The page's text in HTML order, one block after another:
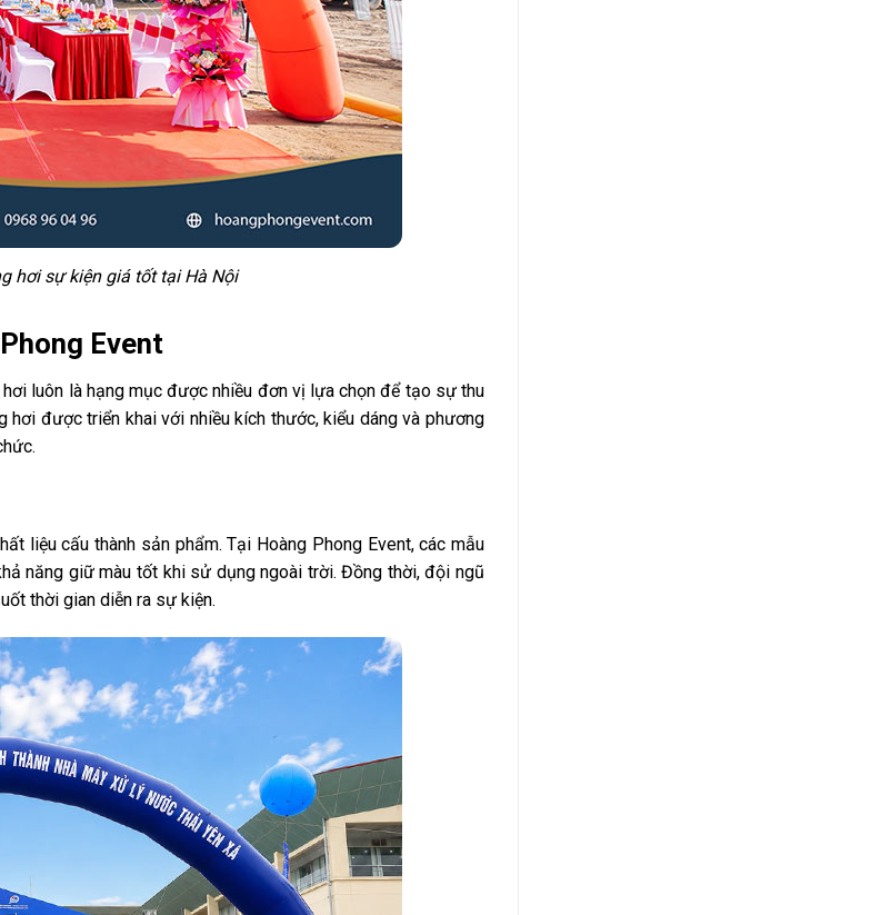
hơi sự kiện giá tốt tại Hà Nội
Event
luôn là hạng mục được nhiều đơn vị lựa chọn để tạo sự thu
hơi được triển khai với nhiều kích thước, kiểu dáng và phương
liệu cấu thành sản phẩm. Tại Hoàng Phong Event, các mẫu
năng giữ màu tốt khi sử dụng ngoài trời. Đồng thời, đội ngũ
thời gian diễn ra sự kiện.